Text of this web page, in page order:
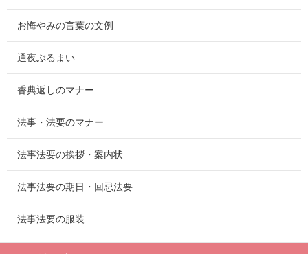
お悔やみの言葉の文例
通夜ぶるまい
香典返しのマナー
法事・法要のマナー
法事法要の挨拶・案内状
法事法要の期日・回忌法要
法事法要の服装